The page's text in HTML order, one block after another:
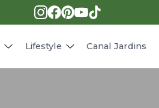
Lifestyle
Receitas
Canal Jardins